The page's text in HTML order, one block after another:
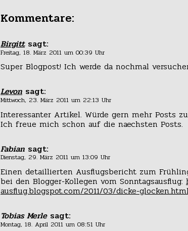
Kommentare:
Birgitt sagt:
Freitag, 18. März 2011 um 00:39 Uhr
Super Blogpost! Ich werde da nochmal
Levon sagt:
Mittwoch, 23. März 2011 um 22:13 Uhr
Interessanter Artikel. Würde gern mehr Posts
Ich freue mich schon auf die naechsten Posts.
Fabian sagt:
Dienstag, 29. März 2011 um 13:09 Uhr
Einen detaillierten Ausflugsbericht zum
bei den Blogger-Kollegen vom Sonntagsausflug:
ausflug.blogspot.com/2011/03/dicke-
Tobias Merle sagt:
Montag, 18. April 2011 um 08:51 Uhr